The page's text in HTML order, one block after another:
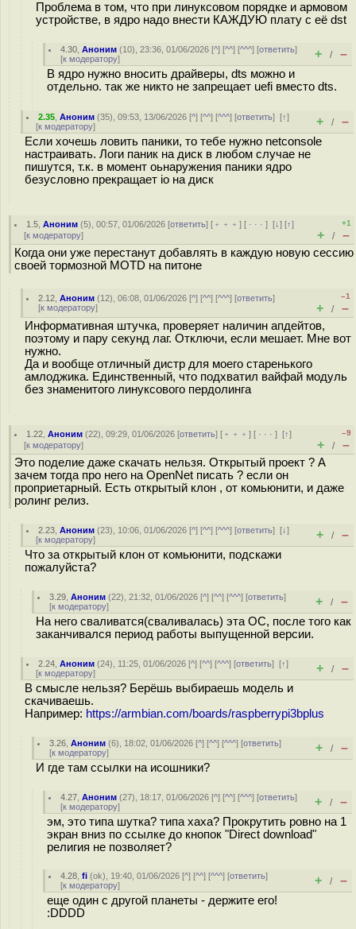
Проблема в том, что при линуксовом порядке и армовом
устройстве, в ядро надо внести КАЖДУЮ плату с её dst
4.30 ,Аноним (10), 23:36, 01/06/2026 [^] [^^] [^^^] [ответить]
[к модератору] + / –
В ядро нужно вносить драйверы, dts можно и
отдельно. так же никто не запрещает uefi вместо dts.
2.35 ,Аноним (35), 09:53, 13/06/2026 [^] [^^] [^^^] [ответить][↑]
[к модератору] + / –
Если хочешь ловить паники, то тебе нужно netconsole
настраивать. Логи паник на диск в любом случае не
пишутся, т.к. в момент оьнаружения паники ядро
безусловно прекращает io на диск
1.5 ,Аноним (5), 00:57, 01/06/2026 [ответить] [ ﹢﹢﹢] [ · · ·][↓] [↑]
[к модератору]
+1
+ / –
Когда они уже перестанут добавлять в каждую новую сессию
своей тормозной MOTD на питоне
2.12 ,Аноним (12), 06:08, 01/06/2026 [^] [^^] [^^^] [ответить]
[к модератору]
–1
+ / –
Информативная штучка, проверяет наличин апдейтов,
поэтому и пару секунд лаг. Отключи, если мешает. Мне вот
нужно.
Да и вообще отличный дистр для моего старенького
амлоджика. Единственный, что подхватил вайфай модуль
без знаменитого линуксового пердолинга
1.22 ,Аноним (22), 09:29, 01/06/2026 [ответить] [ ﹢﹢﹢] [ · · ·][↑]
[к модератору]
–9
+ / –
Это поделие даже скачать нельзя. Открытый проект ? А
зачем тогда про него на OpenNet писать ? если он
проприетарный. Есть открытый клон , от комьюнити, и даже
ролинг релиз.
2.23 ,Аноним (23), 10:06, 01/06/2026 [^] [^^] [^^^] [ответить][↓]
[к модератору] + / –
Что за открытый клон от комьюнити, подскажи
пожалуйста?
3.29 ,Аноним (22), 21:32, 01/06/2026 [^] [^^] [^^^] [ответить]
[к модератору] + / –
На него сваливатся(сваливалась) эта ОС, после того как
заканчивался период работы выпущенной версии.
2.24 ,Аноним (24), 11:25, 01/06/2026 [^] [^^] [^^^] [ответить][↑]
[к модератору] + / –
В смысле нельзя? Берёшь выбираешь модель и
скачиваешь.
Например: https://armbian.com/boards/raspberrypi3bplus
3.26 ,Аноним (6), 18:02, 01/06/2026 [^] [^^] [^^^] [ответить]
[к модератору] + / –
И где там ссылки на исошники?
4.27 ,Аноним (27), 18:17, 01/06/2026 [^] [^^] [^^^] [ответить]
[к модератору] + / –
эм, это типа шутка? типа хаха? Прокрутить ровно на 1
экран вниз по ссылке до кнопок "Direct download"
религия не позволяет?
4.28 ,fi (ok), 19:40, 01/06/2026 [^] [^^] [^^^] [ответить]
[к модератору] + / –
еще один с другой планеты - держите его!
:DDDD